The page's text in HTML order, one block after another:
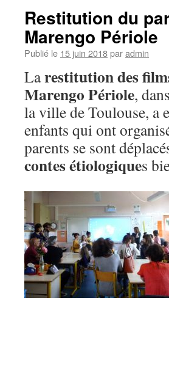
Restitution du
Marengo Périole
Publié le 15 juin 2018paradmin
Larestitution des
Marengo Périole,
la ville de Toulouse, a
enfants qui ont
parents se sont
contes étiologiques